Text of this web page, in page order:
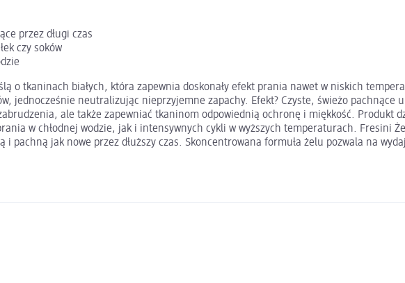
przez długi czas
czy soków
o tkaninach białych, która zapewnia doskonały efekt prania nawet w niskich
jednocześnie neutralizując nieprzyjemne zapachy. Efekt? Czyste, świeżo pachnące
ale także zapewniać tkaninom odpowiednią ochronę i miękkość. Produkt
w chłodnej wodzie, jak i intensywnych cykli w wyższych temperaturach. Fresini
pachną jak nowe przez dłuższy czas. Skoncentrowana formuła żelu pozwala na